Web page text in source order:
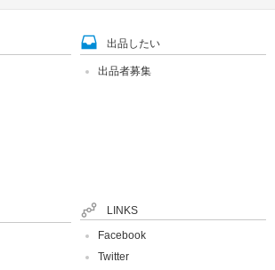
出品したい
出品者募集
LINKS
Facebook
Twitter